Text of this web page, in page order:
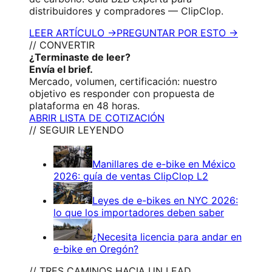
distribuidores y compradores — ClipClop.
LEER ARTÍCULO →PREGUNTAR POR ESTO →
// CONVERTIR
¿Terminaste de leer?
Envía el brief.
Mercado, volumen, certificación: nuestro
objetivo es responder con propuesta de
plataforma en 48 horas.
ABRIR LISTA DE COTIZACIÓN
// SEGUIR LEYENDO
Manillares de e-bike en México
2026: guía de ventas ClipClop L2
Leyes de e-bikes en NYC 2026:
lo que los importadores deben saber
¿Necesita licencia para andar en
e-bike en Oregón?